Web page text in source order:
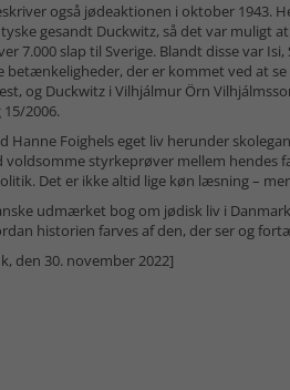
også jødeaktionen i oktober 1943.
gesandt Duckwitz, så det var muligt
7.000 slap til Sverige. Blandt disse var
betænkeligheder, der er kommet ved at
og Duckwitz i Vilhjálmur Örn
15/2006.
Hanne Foighels eget liv herunder
voldsomme styrkeprøver mellem hendes
Det er ikke altid lige køn læsning –
udmærket bog om jødisk liv i
historien farves af den, der ser og
den 30. november 2022]